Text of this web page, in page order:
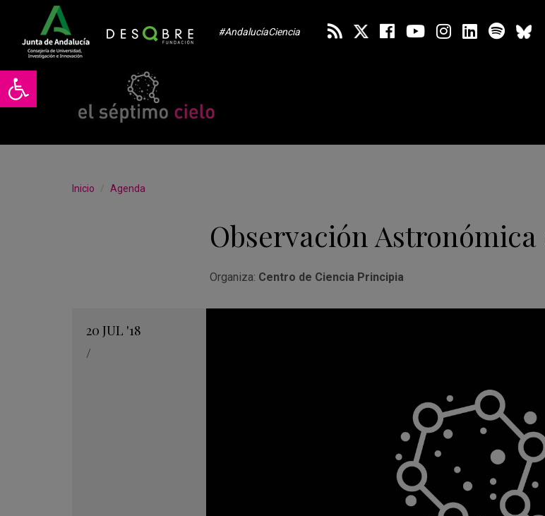
Abrir barra de herramientas
#AndalucíaCiencia
Inicio Agenda
Observación
Organiza: Centro de Ciencia Principia
20 JUL '18
/